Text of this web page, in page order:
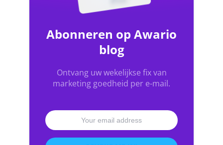
Abonneren op Awario
blog
Ontvang uw wekelijkse fix van
marketing goedheid per e-mail.